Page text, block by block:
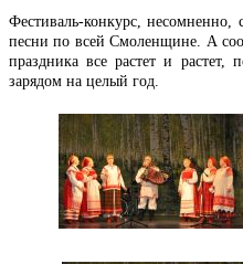
Фестиваль-конкурс, несомненно,
песни по всей Смоленщине. А
праздника все растет и растет,
зарядом на целый год.